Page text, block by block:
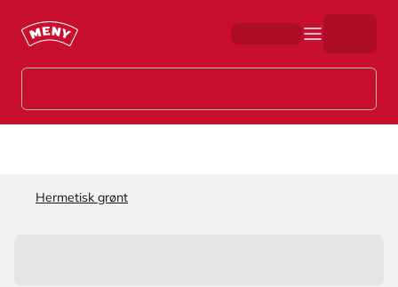
Hermetisk grønt